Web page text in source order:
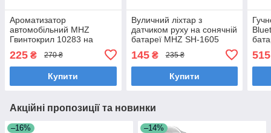
Ароматизатор
автомобільний MHZ
Гвинтокрил 10283 на
225 ₴ 270 ₴
Купити
Вуличний ліхтар з
датчиком руху на сонячній
батареї MHZ SH-1605
145₴ 235 ₴
Купити
515
Акційні пропозиції та новинки
–16% –14%